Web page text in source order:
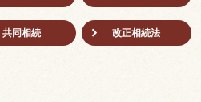
共同相続 改正相続法